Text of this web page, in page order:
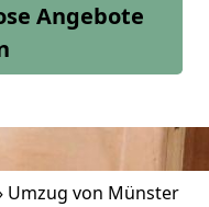
Angebote
Umzug von Münster